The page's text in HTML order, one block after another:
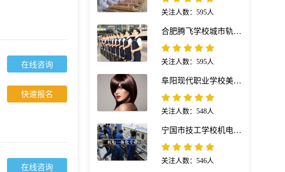
在线咨询
快速报名
在线咨询
关注人数：595人
合肥腾飞学校城市轨道交通运营服务专业
关注人数：595人
阜阳现代职业学校美发与形象设计专业
关注人数：548人
宁国市技工学校机电一体化专业
关注人数：546人